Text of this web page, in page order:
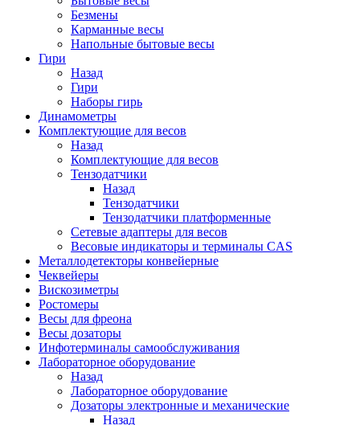
Безмены
Карманные весы
Напольные бытовые весы
Гири
Назад
Гири
Наборы гирь
Динамометры
Комплектующие для весов
Назад
Комплектующие для весов
Тензодатчики
Назад
Тензодатчики
Тензодатчики платформенные
Сетевые адаптеры для весов
Весовые индикаторы и терминалы CAS
Металлодетекторы конвейерные
Чеквейеры
Вискозиметры
Ростомеры
Весы для фреона
Весы дозаторы
Инфотерминалы самообслуживания
Лабораторное оборудование
Назад
Лабораторное оборудование
Дозаторы электронные и механические
Назад